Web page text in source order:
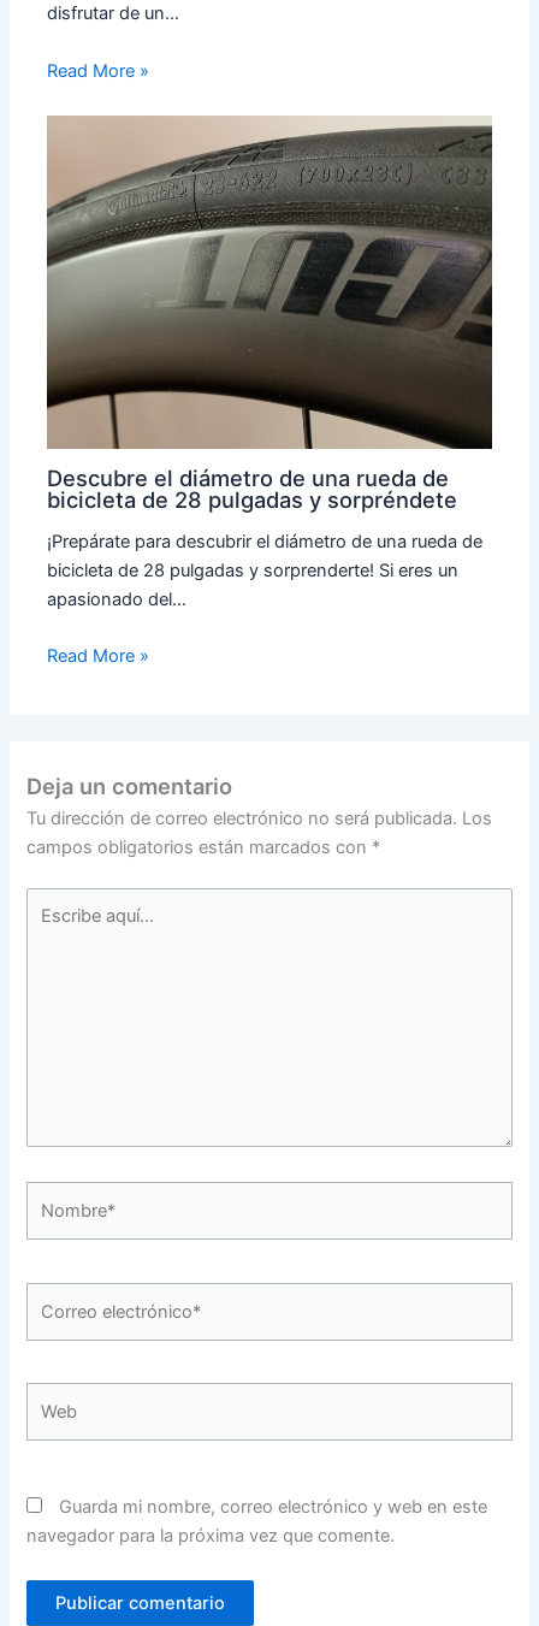
disfrutar de un…
Read More »
Descubre el diámetro de una rueda de
bicicleta de 28 pulgadas y sorpréndete
¡Prepárate para descubrir el diámetro de una rueda de
bicicleta de 28 pulgadas y sorprenderte! Si eres un
apasionado del…
Read More »
Deja un comentario
Tu dirección de correo electrónico no será publicada. Los
campos obligatorios están marcados con *
electrónico*
Guarda mi nombre, correo electrónico y web en este
navegador para la próxima vez que comente.